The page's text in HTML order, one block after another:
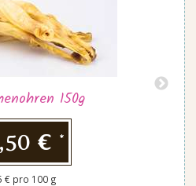
150g
€ *
€ pro 100 g